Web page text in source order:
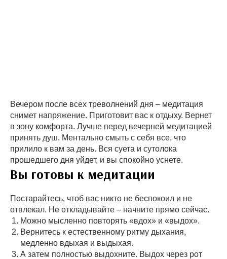
Вечером после всех треволнений дня – медитация
снимет напряжение. Приготовит вас к отдыху. Вернет
в зону комфорта. Лучше перед вечерней медитацией
принять душ. Ментально смыть с себя все, что
прилило к вам за день. Вся суета и сутолока
прошедшего дня уйдет, и вы спокойно уснете.
Вы готовы к медитации
Постарайтесь, чтоб вас никто не беспокоил и не
отвлекал. Не откладывайте – начните прямо сейчас.
Можно мысленно повторять «вдох» и «выдох».
Вернитесь к естественному ритму дыхания,
медленно вдыхая и выдыхая.
А затем полностью выдохните. Выдох через рот